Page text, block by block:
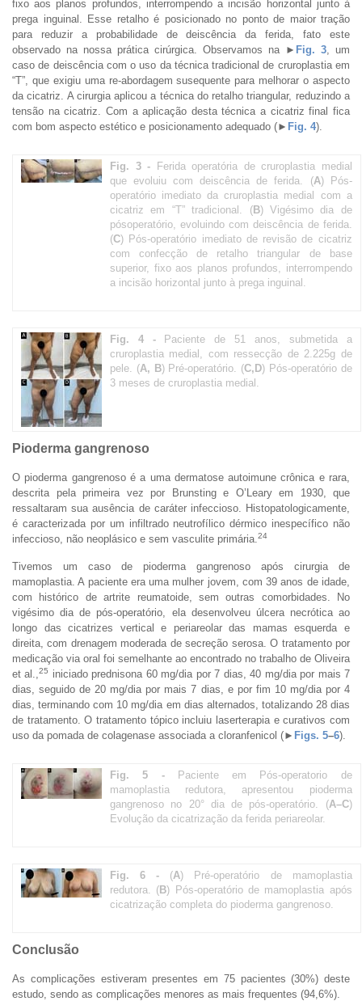
fixo aos planos profundos, interrompendo a incisão horizontal junto à
prega inguinal. Esse retalho é posicionado no ponto de maior tração
para reduzir a probabilidade de deiscência da ferida, fato este
observado na nossa prática cirúrgica. Observamos na ► Fig. 3 , um
caso de deiscência com o uso da técnica tradicional de cruroplastia em
“T”, que exigiu uma re-abordagem susequente para melhorar o aspecto
da cicatriz. A cirurgia aplicou a técnica do retalho triangular, reduzindo a
tensão na cicatriz. Com a aplicação desta técnica a cicatriz final fica
com bom aspecto estético e posicionamento adequado (► Fig. 4).
Fig. 3 -
Ferida operatória de cruroplastia medial
que evoluiu com deiscência de ferida. (A) Pós-
operatório imediato da cruroplastia medial com a
cicatriz em “T” tradicional. (B) Vigésimo dia de
pósoperatório, evoluindo com deiscência de ferida.
(C) Pós-operatório imediato de revisão de cicatriz
com confecção de retalho triangular de base
superior, fixo aos planos profundos, interrompendo
a incisão horizontal junto à prega inguinal.
Fig. 4 -
Paciente de 51 anos, submetida a
cruroplastia medial, com ressecção de 2.225g de
pele. (A, B) Pré-operatório. (C,D) Pós-operatório de
3 meses de cruroplastia medial.
Pioderma gangrenoso
O pioderma gangrenoso é a uma dermatose autoimune crônica e rara,
descrita pela primeira vez por Brunsting e O’Leary em 1930, que
ressaltaram sua ausência de caráter infeccioso. Histopatologicamente,
é caracterizada por um infiltrado neutrofílico dérmico inespecífico não
infeccioso, não neoplásico e sem vasculite primária. 24
Tivemos um caso de pioderma gangrenoso após cirurgia de
mamoplastia. A paciente era uma mulher jovem, com 39 anos de idade,
com histórico de artrite reumatoide, sem outras comorbidades. No
vigésimo dia de pós-operatório, ela desenvolveu úlcera necrótica ao
longo das cicatrizes vertical e periareolar das mamas esquerda e
direita, com drenagem moderada de secreção serosa. O tratamento por
medicação via oral foi semelhante ao encontrado no trabalho de Oliveira
et al.,25
iniciado prednisona 60 mg/dia por 7 dias, 40 mg/dia por mais 7
dias, seguido de 20 mg/dia por mais 7 dias, e por fim 10 mg/dia por 4
dias, terminando com 10 mg/dia em dias alternados, totalizando 28 dias
de tratamento. O tratamento tópico incluiu laserterapia e curativos com
uso da pomada de colagenase associada a cloranfenicol (► Figs. 5–6).
Fig. 5 -
Paciente em Pós-operatorio de
mamoplastia redutora, apresentou pioderma
gangrenoso no 20° dia de pós-operatório. (A–C)
Evolução da cicatrização da ferida periareolar.
Fig. 6 - (A) Pré-operatório de mamoplastia
redutora. ( B) Pós-operatório de mamoplastia após
cicatrização completa do pioderma gangrenoso.
Conclusão
As complicações estiveram presentes em 75 pacientes (30%) deste
estudo, sendo as complicações menores as mais frequentes (94,6%).